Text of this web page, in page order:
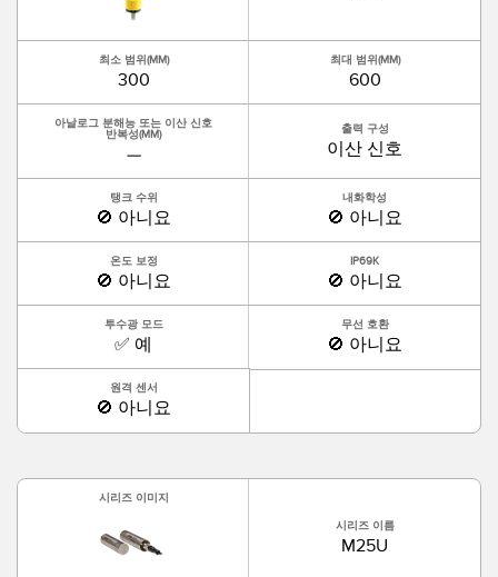
최소 범위(MM)
300
최대 범위(MM)
600
아날로그 분해능 또는 이산 신호
반복성(MM)
—
출력 구성
이산 신호
탱크 수위
🚫 아니요
내화학성
🚫 아니요
온도 보정
🚫 아니요
IP69K
🚫 아니요
투수광 모드
✅ 예
무선 호환
🚫 아니요
원격 센서
🚫 아니요
시리즈 이미지
시리즈 이름
M25U